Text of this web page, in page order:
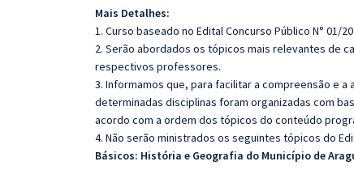
Mais Detalhes:
1. Curso baseado no Edital Concurso Público N° 01/
2. Serão abordados os tópicos mais relevantes de
respectivos professores.
3. Informamos que, para facilitar a compreensão e
determinadas disciplinas foram organizadas com
acordo com a ordem dos tópicos do conteúdo
4. Não serão ministrados os seguintes tópicos do
Básicos: História e Geografia do Município de